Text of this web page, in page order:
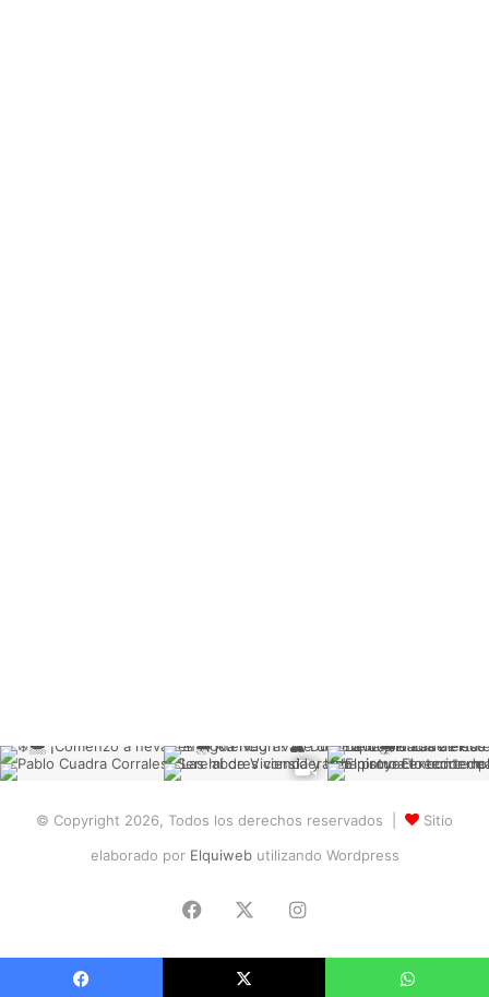
© Copyright 2026, Todos los derechos reservados |
Sitio
elaborado por Elquiwebutilizando Wordpress
Facebook Instagram